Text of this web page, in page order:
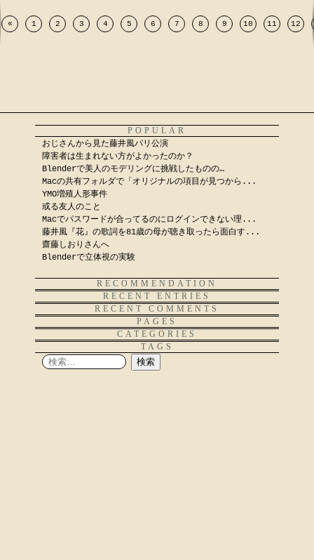
« 1 2 3 4 5 6 7 8 9 10 11 12
POPULAR
おじさんから見た藤井風パリ公演
障害者は生まれない方がよかったのか？
Blenderで美人のモデリングに挑戦したものの…
Macの共有フォルダで「オリジナルの項目が見つから...
YMO増殖人形事件
或る友人のこと
Macでパスワードが合ってるのにログインできない理...
藤井風『花』の歌詞を81歳の母が聴き取ったら面白す...
齋藤しおりさんへ
Blenderで立体視の実験
RECOMMENDATION
RECENT ENTRIES
RECENT COMMENTS
PAGES
CATEGORIES
TAGS